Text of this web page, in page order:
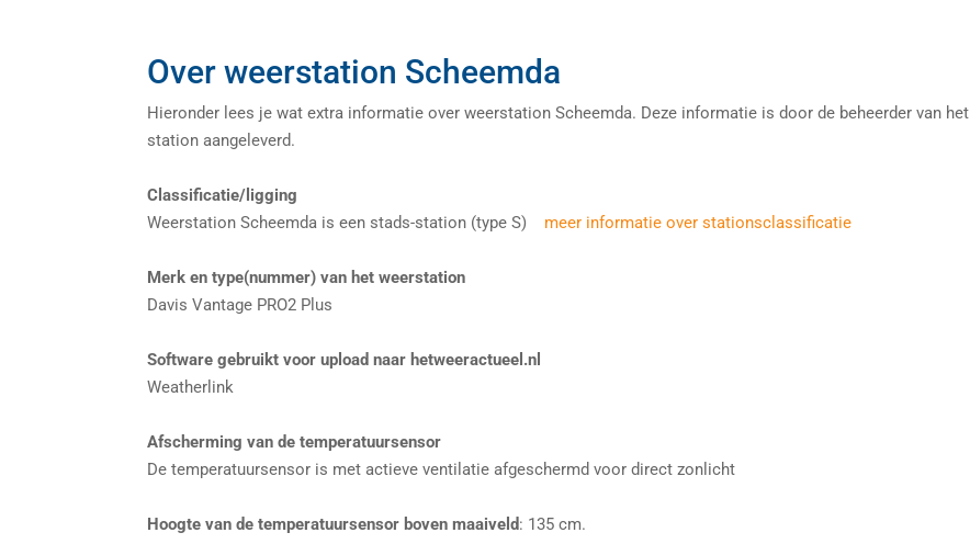
Over weerstation Scheemda
Hieronder lees je wat extra informatie over weerstation Scheemda. Deze informatie is door de beheerder van het
station aangeleverd.
Classificatie/ligging
Weerstation Scheemda is een stads-station (type S) meer informatie over stationsclassificatie
Merk en type(nummer) van het weerstation
Davis Vantage PRO2 Plus
Software gebruikt voor upload naar hetweeractueel.nl
Weatherlink
Afscherming van de temperatuursensor
De temperatuursensor is met actieve ventilatie afgeschermd voor direct zonlicht
Hoogte van de temperatuursensor boven maaiveld: 135 cm.